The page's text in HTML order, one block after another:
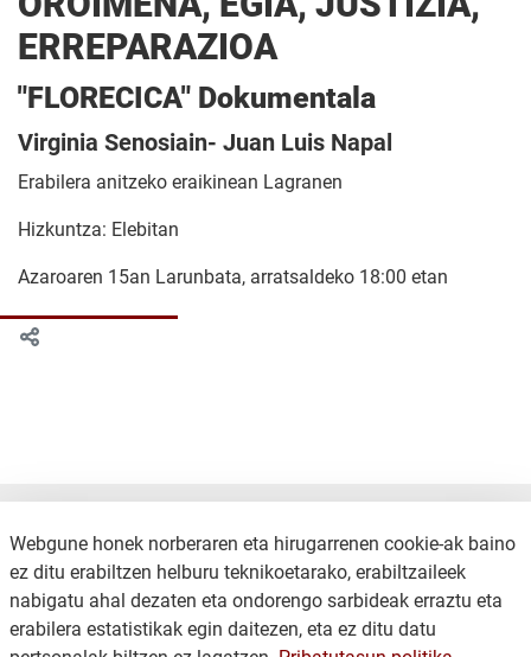
ERREPARAZIOA
"FLORECICA" Dokumentala
Virginia Senosiain- Juan Luis Napal
Erabilera anitzeko eraikinean Lagranen
Hizkuntza: Elebitan
Azaroaren 15an Larunbata, arratsaldeko 18:00 etan
KONTAKTUA LEGE OHARRA
Webgune honek norberaren eta hirugarrenen cookie-ak baino
ez ditu erabiltzen helburu teknikoetarako, erabiltzaileek
nabigatu ahal dezaten eta ondorengo sarbideak erraztu eta
erabilera estatistikak egin daitezen, eta ez ditu datu